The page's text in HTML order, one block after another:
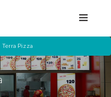
Terra Pizza